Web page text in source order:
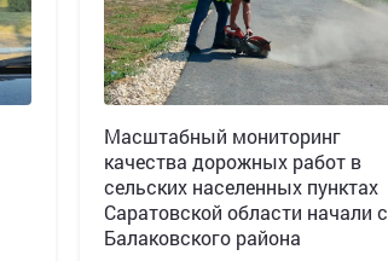
Масштабный мониторинг
качества дорожных работ в
сельских населенных пунктах
Саратовской области начали с
Балаковского района